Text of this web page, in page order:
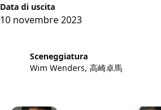
Data di uscita
10 novembre 2023
Sceneggiatura
Wim Wenders, 高崎卓馬